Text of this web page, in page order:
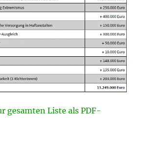
gesamten Liste als PDF-